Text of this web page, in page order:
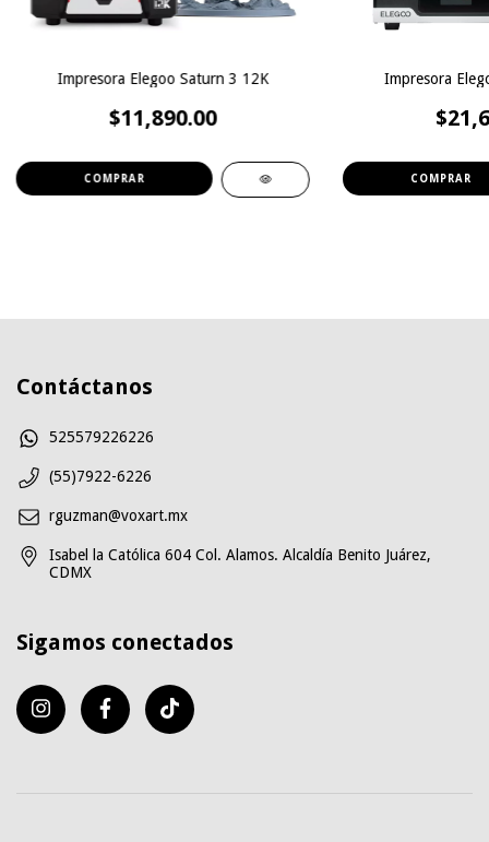
Impresora Elegoo Saturn 3 12K
$11,890.00
Impresora
Contáctanos
525579226226
(55)7922-6226
rguzman@voxart.mx
Isabel la Católica 604 Col. Alamos. Alcaldía Benito Juárez,
CDMX
Sigamos conectados